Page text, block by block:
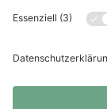
Clanq
30.09.2026